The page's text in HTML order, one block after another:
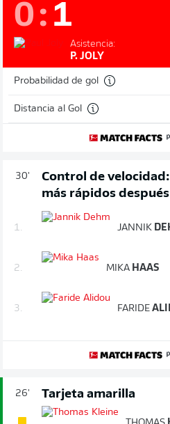
0: 1
Asistencia:
P. JOLY
Probabilidad de gol
Distancia al Gol
30'
Control de
más rápidos
1. JANNIK
2. MIKA HAAS
3. FARIDE
26' Tarjeta amarilla